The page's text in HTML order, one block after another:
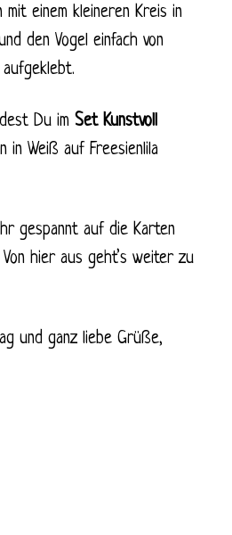
mit einem kleineren Kreis in
den Vogel einfach von
Du im Set Kunstvoll
in Weiß auf Freesienlila
gespannt auf die Karten
hier aus geht’s weiter zu
und ganz liebe Grüße,